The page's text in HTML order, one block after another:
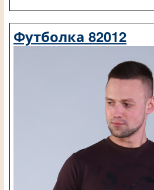
Футболка 82012